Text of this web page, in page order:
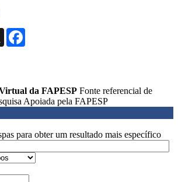
X
da FAPESP Fonte referencial de
Apoiada pela FAPESP
para obter um resultado mais específico